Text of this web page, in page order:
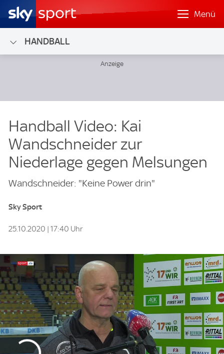
Menü
HANDBALL
Handball Video: Kai
Wandschneider zur
Niederlage gegen Melsungen
Wandschneider: "Keine Power drin"
Sky Sport
25.10.2020 | 17:40 Uhr